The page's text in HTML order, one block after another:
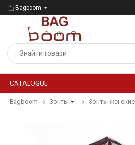
Bagboom
CATALOGUE
Bagboom Зонты Зонты женские